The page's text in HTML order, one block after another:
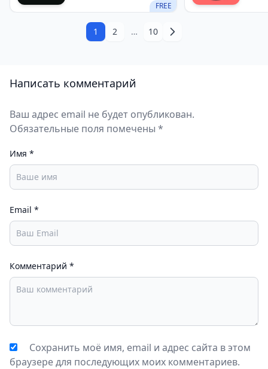
FREE
1 2 … 10
Написать комментарий
Ваш адрес email не будет опубликован.
Обязательные поля помечены *
Имя *
Email *
Комментарий *
Сохранить моё имя, email и адрес сайта в этом
браузере для последующих моих комментариев.